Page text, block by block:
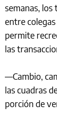
semanas, los
entre
permite
las
—Cambio,
las cuadras
porción de